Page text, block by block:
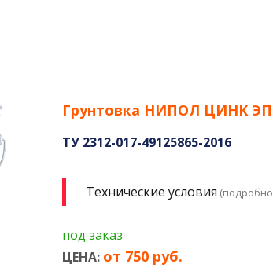
Грунтовка НИПОЛ ЦИНК
ТУ 2312-017-49125865-2016
Технические условия
под заказ
ЦЕНА: от 750 руб.